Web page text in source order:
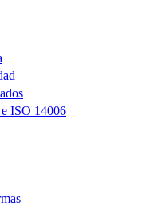
ISO 14006